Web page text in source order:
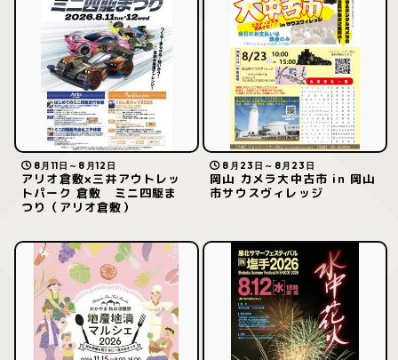
8月11日～8月12日
アリオ倉敷×三井アウトレッ
トパーク 倉敷 ミニ四駆ま
つり（アリオ倉敷）
8月23日～8月23日
岡山 カメラ大中古市 in 岡山
市サウスヴィレッジ